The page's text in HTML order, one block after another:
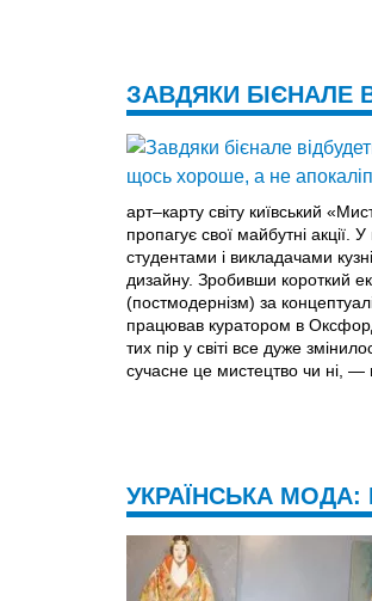
ЗАВДЯКИ БІЄНАЛЕ
арт–карту світу київський
пропагує свої майбутні акції.
студентами і викладачами
дизайну. Зробивши короткий
(постмодернізм) за
працював куратором в
тих пір у світі все дуже
сучасне це мистецтво чи ні, —
УКРАЇНСЬКА МОДА: